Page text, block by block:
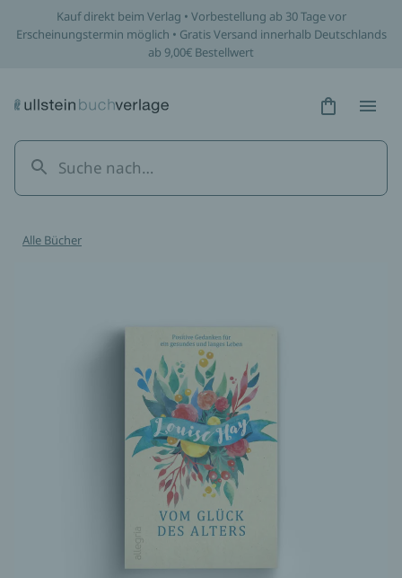
Kauf direkt beim Verlag • Vorbestellung ab 30 Tage vor
Erscheinungstermin möglich • Gratis Versand innerhalb Deutschlands
ab 9,00€ Bestellwert
Hidden
Alle Bücher